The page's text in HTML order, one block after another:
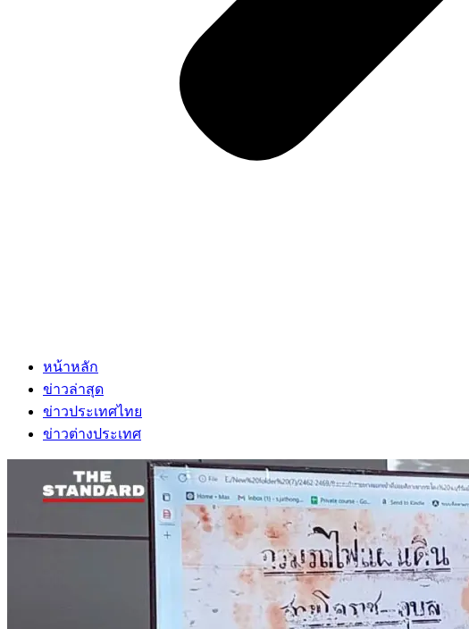
หน้าหลัก
ข่าวล่าสุด
ข่าวประเทศไทย
ข่าวต่างประเทศ